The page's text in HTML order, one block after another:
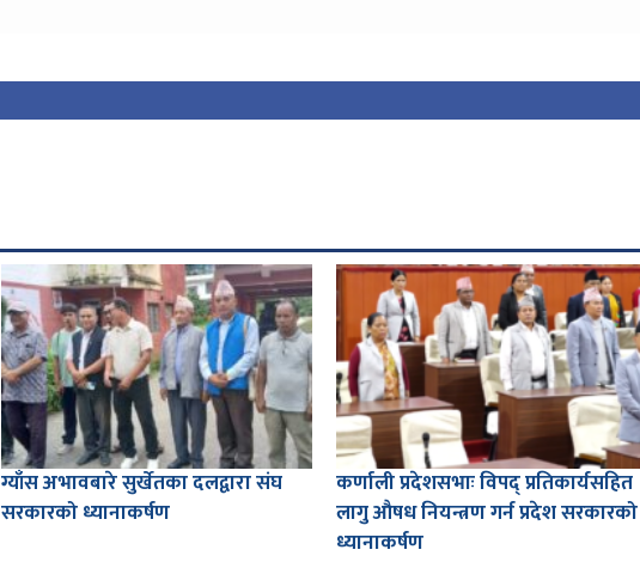
ग्याँस अभावबारे सुर्खेतका दलद्वारा संघ
सरकारको ध्यानाकर्षण
कर्णाली प्रदेशसभाः विपद् प्रतिकार्यसहित
लागु औषध नियन्त्रण गर्न प्रदेश सरकारको
ध्यानाकर्षण